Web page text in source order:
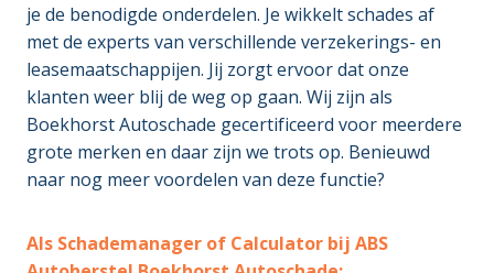
je de benodigde onderdelen. Je wikkelt schades af
met de experts van verschillende verzekerings- en
leasemaatschappijen. Jij zorgt ervoor dat onze
klanten weer blij de weg op gaan. Wij zijn als
Boekhorst Autoschade gecertificeerd voor meerdere
grote merken en daar zijn we trots op. Benieuwd
naar nog meer voordelen van deze functie?
Als Schademanager of Calculator bij ABS